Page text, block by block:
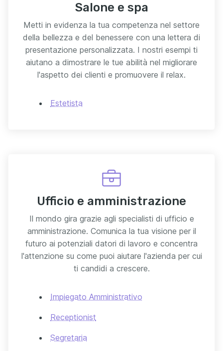
Salone e spa
Metti in evidenza la tua competenza nel settore
della bellezza e del benessere con una lettera di
presentazione personalizzata. I nostri esempi ti
aiutano a dimostrare le tue abilità nel migliorare
l'aspetto dei clienti e promuovere il relax.
Estetista
Ufficio e amministrazione
Il mondo gira grazie agli specialisti di ufficio e
amministrazione. Comunica la tua visione per il
futuro ai potenziali datori di lavoro e concentra
l'attenzione su come puoi aiutare l'azienda per cui
ti candidi a crescere.
Impiegato Amministrativo
Receptionist
Segretaria